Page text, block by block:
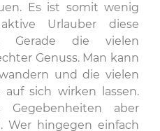
Es ist somit wenig
Urlauber diese
Gerade die vielen
Genuss. Man kann
und die vielen
auf sich wirken lassen.
aber
Wer hingegen einfach